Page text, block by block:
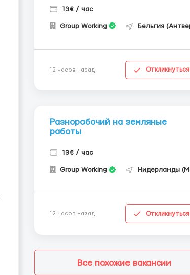
13€ / час
Group Working
12 часов назад Откликнуться
Разноробочий на земляные
работы
13€ / час
Group Working
12 часов назад Откликнуться
Все похожие вакансии